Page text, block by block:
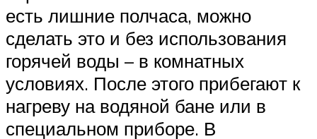
есть лишние полчаса, можно
сделать это и без использования
горячей воды – в комнатных
условиях. После этого прибегают к
нагреву на водяной бане или в
специальном приборе. В